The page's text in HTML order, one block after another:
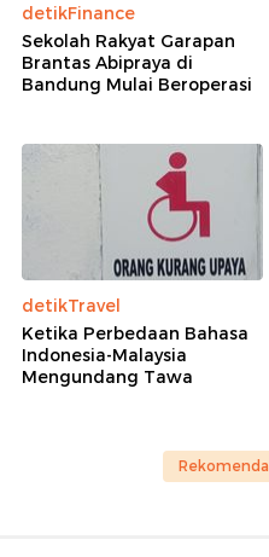
detikFinance
Sekolah Rakyat Garapan
Brantas Abipraya di
Bandung Mulai Beroperasi
detikTravel
Ketika Perbedaan Bahasa
Indonesia-Malaysia
Mengundang Tawa